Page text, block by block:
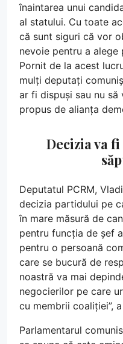
înaintarea unui
al statului. Cu toate
că sunt siguri că vor
nevoie pentru a alege
Pornit de la acest
mulți deputați
ar fi dispuși sau nu
propus de alianța
Decizia va
Deputatul PCRM,
decizia partidului pe
în mare măsură de
pentru funcția de șef
pentru o persoană
care se bucură de
noastră va mai
negocierilor pe care
cu membrii coaliției”,
Parlamentarul